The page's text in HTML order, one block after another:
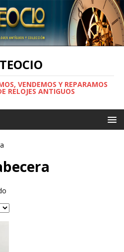
VENDEMOS Y REPARAMOS
RELOJES ANTIGUOS